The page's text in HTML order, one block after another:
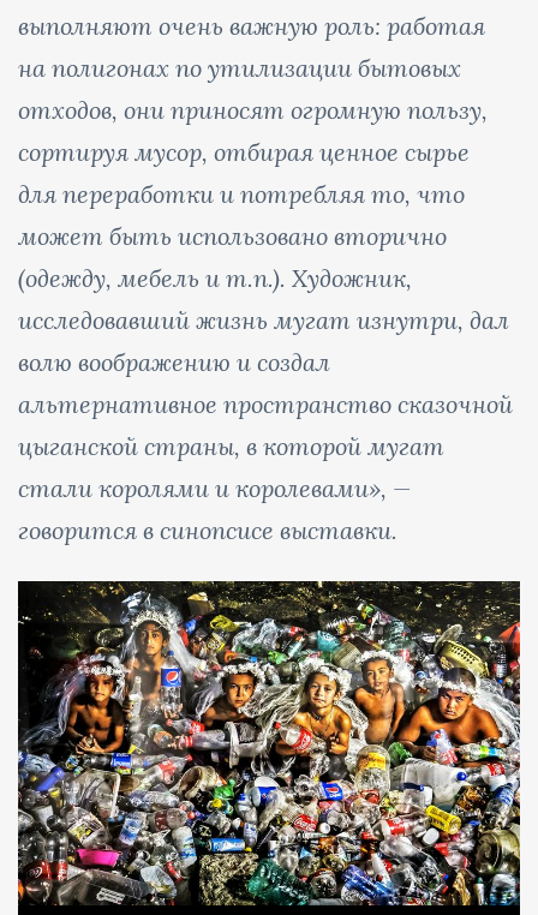
выполняют очень важную роль: работая
на полигонах по утилизации бытовых
отходов, они приносят огромную пользу,
сортируя мусор, отбирая ценное сырье
для переработки и потребляя то, что
может быть использовано вторично
(одежду, мебель и т.п.). Художник,
исследовавший жизнь мугат изнутри, дал
волю воображению и создал
альтернативное пространство сказочной
цыганской страны, в которой мугат
стали королями и королевами», —
говорится в синопсисе выставки.